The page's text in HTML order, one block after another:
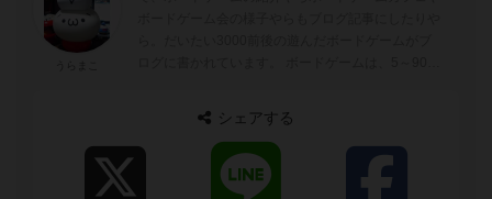
シェアする